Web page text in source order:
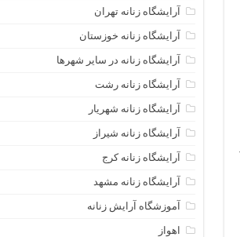
آرایشگاه زنانه تهران
آرایشگاه زنانه خوزستان
آرایشگاه زنانه در سایر شهرها
آرایشگاه زنانه رشت
آرایشگاه زنانه شهریار
آرایشگاه زنانه شیراز
آرایشگاه زنانه کرج
آرایشگاه زنانه مشهد
آموزشگاه آرایش زنانه
اهواز